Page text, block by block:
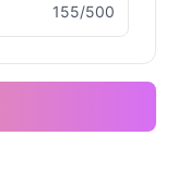
155/500